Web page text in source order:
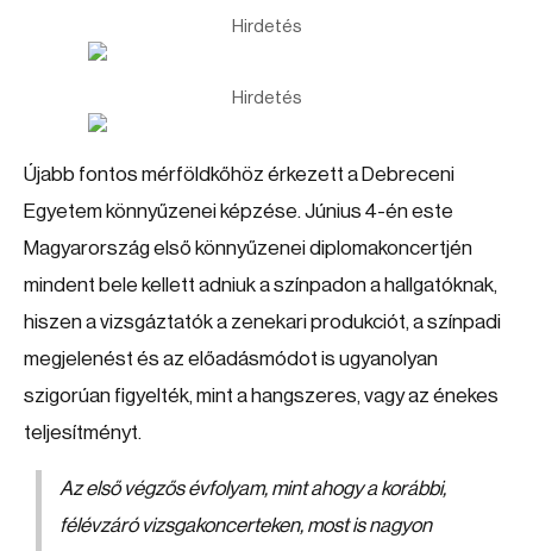
Hirdetés
Hirdetés
Újabb fontos mérföldkőhöz érkezett a Debreceni
Egyetem könnyűzenei képzése. Június 4-én este
Magyarország első könnyűzenei diplomakoncertjén
mindent bele kellett adniuk a színpadon a hallgatóknak,
hiszen a vizsgáztatók a zenekari produkciót, a színpadi
megjelenést és az előadásmódot is ugyanolyan
szigorúan figyelték, mint a hangszeres, vagy az énekes
teljesítményt.
Az első végzős évfolyam, mint ahogy a korábbi,
félévzáró vizsgakoncerteken, most is nagyon